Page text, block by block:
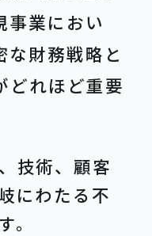
事業におい
な財務戦略と
どれほど重要
技術、顧客
にわたる不
。